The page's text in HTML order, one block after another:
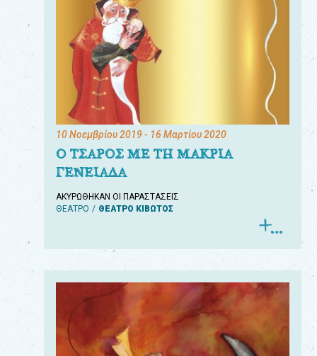
10 Νοεμβρίου 2019- 16 Μαρτίου 2020
Ο ΤΣΑΡΟΣ ΜΕ ΤΗ ΜΑΚΡΙΑ
ΓΕΝΕΙΑΔΑ
ΑΚΥΡΩΘΗΚΑΝ ΟΙ ΠΑΡΑΣΤΑΣΕΙΣ
ΘΕΑΤΡΟ
ΘΕΑΤΡΟ ΚΙΒΩΤΟΣ